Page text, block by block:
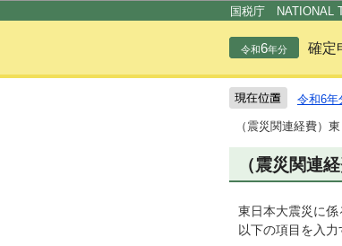
国税庁 NATIONAL
令和6年分 確定
令和6年
（震災関連経費）
（震災関連
東日本大震災に係
以下の項目を入力